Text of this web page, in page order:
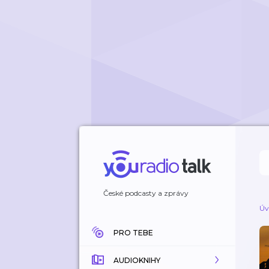
České podcasty a zprávy
PRO TEBE
AUDIOKNIHY